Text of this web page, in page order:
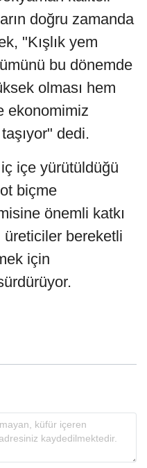
doğru zamanda
"Kışlık yem
bu dönemde
olması hem
ekonomimiz
dedi.
iç içe yürütüldüğü
biçme
önemli katkı
üreticiler bereketli
için